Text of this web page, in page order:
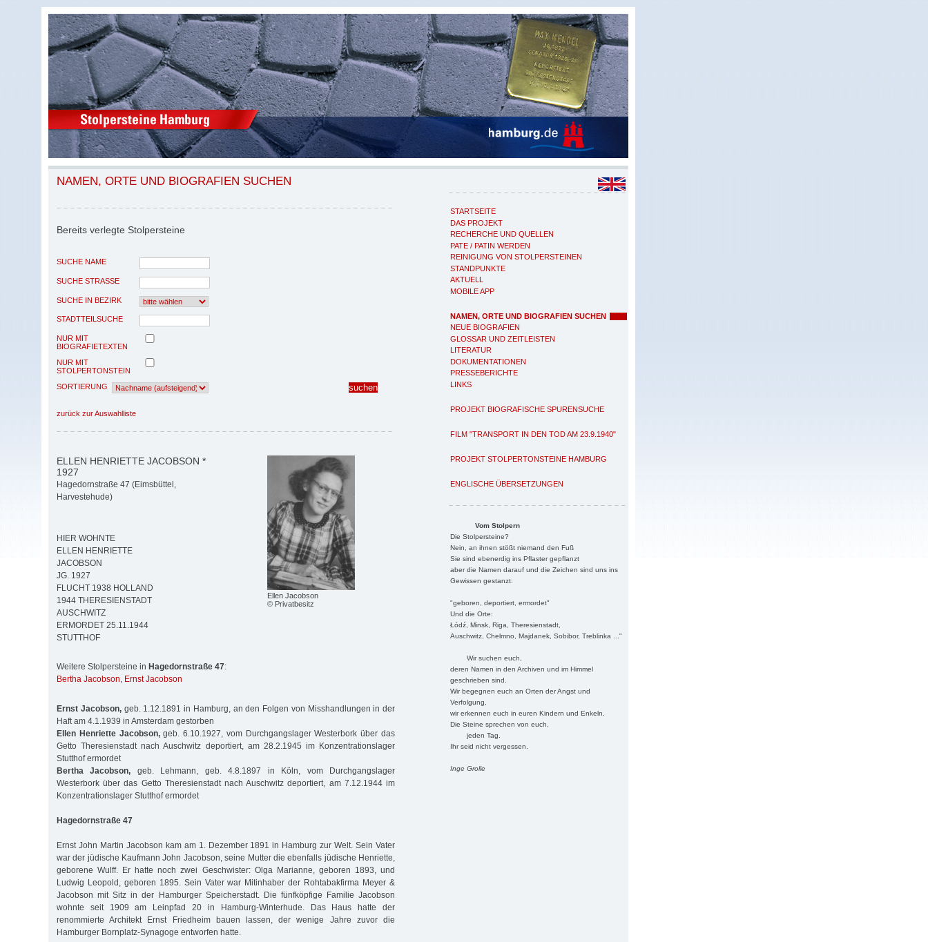
STARTSEITE
DAS PROJEKT
RECHERCHE UND QUELLEN
PATE / PATIN WERDEN
REINIGUNG VON STOLPERSTEINEN
STANDPUNKTE
AKTUELL
MOBILE APP
NAMEN, ORTE UND BIOGRAFIEN SUCHEN
NEUE BIOGRAFIEN
GLOSSAR UND ZEITLEISTEN
LITERATUR
DOKUMENTATIONEN
PRESSEBERICHTE
LINKS
PROJEKT BIOGRAFISCHE SPURENSUCHE
FILM "TRANSPORT IN DEN TOD AM 23.9.1940"
PROJEKT STOLPERTONSTEINE HAMBURG
ENGLISCHE ÜBERSETZUNGEN
Vom Stolpern
Die Stolpersteine?
Nein, an ihnen stößt niemand den Fuß
Sie sind ebenerdig ins Pflaster gepflanzt
aber die Namen darauf und die Zeichen sind uns ins
Gewissen gestanzt:
"geboren, deportiert, ermordet"
Und die Orte:
Łódź, Minsk, Riga, Theresienstadt,
Auschwitz, Chelmno, Majdanek, Sobibor, Treblinka ..."
Wir suchen euch,
deren Namen in den Archiven und im Himmel
geschrieben sind.
Wir begegnen euch an Orten der Angst und
Verfolgung,
wir erkennen euch in euren Kindern und Enkeln.
Die Steine sprechen von euch,
jeden Tag.
Ihr seid nicht vergessen.
Inge Grolle
NAMEN, ORTE UND BIOGRAFIEN SUCHEN
Bereits verlegte Stolpersteine
SUCHE NAME
SUCHE STRASSE
SUCHE IN BEZIRK
STADTTEILSUCHE
NUR MIT
BIOGRAFIETEXTEN
NUR MIT
STOLPERTONSTEIN
SORTIERUNG
zurück zur Auswahlliste
Ellen Jacobson
© Privatbesitz
ELLEN HENRIETTE JACOBSON *
1927
Hagedornstraße 47 (Eimsbüttel,
Harvestehude)
HIER WOHNTE
ELLEN HENRIETTE
JACOBSON
JG. 1927
FLUCHT 1938 HOLLAND
1944 THERESIENSTADT
AUSCHWITZ
ERMORDET 25.11.1944
STUTTHOF
Weitere Stolpersteine in Hagedornstraße 47:
Bertha Jacobson, Ernst Jacobson
Ernst Jacobson,geb. 1.12.1891 in Hamburg, an den Folgen von Misshandlungen in der
Haft am 4.1.1939 in Amsterdam gestorben
Ellen Henriette Jacobson,geb. 6.10.1927, vom Durchgangslager Westerbork über das
Getto Theresienstadt nach Auschwitz deportiert, am 28.2.1945 im Konzentrationslager
Stutthof ermordet
Bertha Jacobson, geb. Lehmann, geb. 4.8.1897 in Köln, vom Durchgangslager
Westerbork über das Getto Theresienstadt nach Auschwitz deportiert, am 7.12.1944 im
Konzentrationslager Stutthof ermordet
Hagedornstraße 47
Ernst John Martin Jacobson kam am 1. Dezember 1891 in Hamburg zur Welt. Sein Vater
war der jüdische Kaufmann John Jacobson, seine Mutter die ebenfalls jüdische Henriette,
geborene Wulff. Er hatte noch zwei Geschwister: Olga Marianne, geboren 1893, und
Ludwig Leopold, geboren 1895. Sein Vater war Mitinhaber der Rohtabakfirma Meyer &
Jacobson mit Sitz in der Hamburger Speicherstadt. Die fünfköpfige Familie Jacobson
wohnte seit 1909 am Leinpfad 20 in Hamburg-Winterhude. Das Haus hatte der
renommierte Architekt Ernst Friedheim bauen lassen, der wenige Jahre zuvor die
Hamburger Bornplatz-Synagoge entworfen hatte.